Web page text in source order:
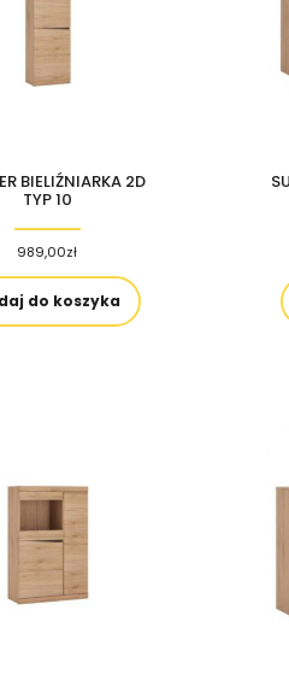
BIELIŹNIARKA 2D
TYP 10
989,00zł
do koszyka